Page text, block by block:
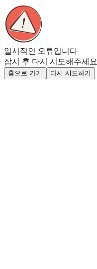
일시적인 오류입니다
잠시 후 다시 시도해주세요
홈으로 가기 다시 시도하기